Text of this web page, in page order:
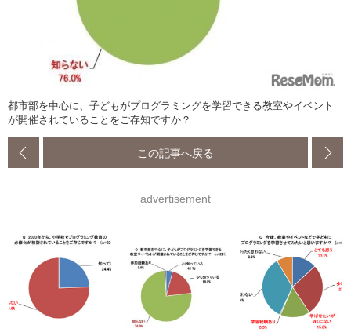
都市部を中心に、子どもがプログラミングを学習できる教室やイベント
が開催されていることをご存知ですか？
この記事へ戻る
advertisement